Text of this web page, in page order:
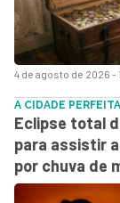
4 de agosto de 2026 -
A CIDADE PERFEITA
Eclipse total
para assistir
por chuva de